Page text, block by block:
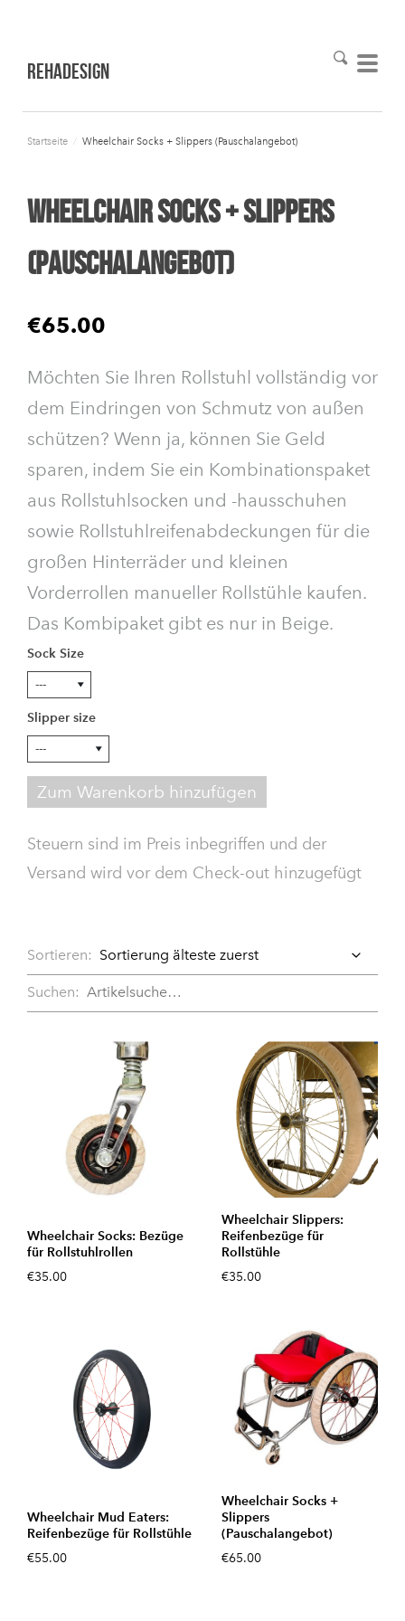
RehaDesign
Startseite / Wheelchair Socks + Slippers (Pauschalangebot)
Wheelchair Socks + Slippers
(Pauschalangebot)
€65.00
Möchten Sie Ihren Rollstuhl vollständig vor
dem Eindringen von Schmutz von außen
schützen? Wenn ja, können Sie Geld
sparen, indem Sie ein Kombinationspaket
aus Rollstuhlsocken und -hausschuhen
sowie Rollstuhlreifenabdeckungen für die
großen Hinterräder und kleinen
Vorderrollen manueller Rollstühle kaufen.
Das Kombipaket gibt es nur in Beige.
Sock Size
Slipper size
Zum Warenkorb hinzufügen
Steuern sind im Preis inbegriffen und der
Versand wird vor dem Check-out hinzugefügt
Sortieren:
Suchen:
Wheelchair Socks: Bezüge
für Rollstuhlrollen
€35.00
Wheelchair Slippers:
Reifenbezüge für
Rollstühle
€35.00
Wheelchair Mud Eaters:
Reifenbezüge für Rollstühle
€55.00
Wheelchair Socks +
Slippers
(Pauschalangebot)
€65.00